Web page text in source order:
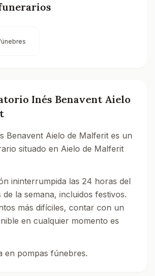
Inés Benavent Aielo
Benavent Aielo de Malferit es un
situado en Aielo de Malferit
ininterrumpida las 24 horas del
de la semana, incluidos festivos.
más difíciles, contar con un
en cualquier momento es
en pompas fúnebres.